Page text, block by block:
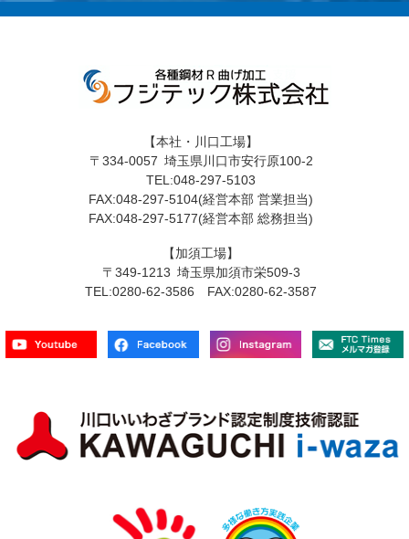
【本社・川口工場】
〒334-0057 埼玉県川口市安行原100-2
TEL:048-297-5103
FAX:048-297-5104(経営本部 営業担当)
FAX:048-297-5177(経営本部 総務担当)
【加須工場】
〒349-1213 埼玉県加須市栄509-3
TEL:0280-62-3586 FAX:0280-62-3587